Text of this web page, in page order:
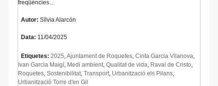
freqüències…
Autor: Sílvia Alarcón
Data: 11/04/2025
Etiquetes: 2025 Ajuntament de Roquetes Cinta Garcia Vilanova
Ivan Garcia Maigí Medi ambient Qualitat de vida Raval de Cristo
Roquetes Sostenibilitat Transport Urbanització els Pilans
Urbanització Torre d'en Gil